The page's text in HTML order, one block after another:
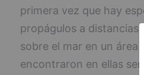
primera vez que hay
propágulos a distancias
sobre el mar en un área
encontraron en ellas